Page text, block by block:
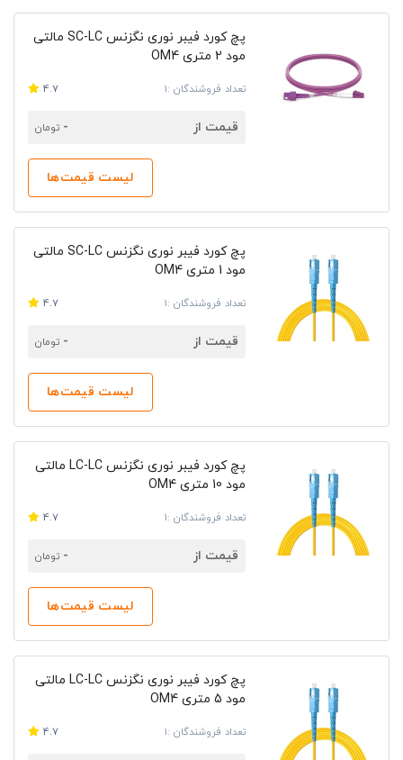
پچ کورد فیبر نوری نگزنس SC-LC مالتی
مود 2 متری OM4
تعداد فروشندگان :1 4.7
قیمت از - تومان
لیست قیمت‌ها
پچ کورد فیبر نوری نگزنس SC-LC مالتی
مود 1 متری OM4
تعداد فروشندگان :1 4.7
قیمت از - تومان
لیست قیمت‌ها
پچ کورد فیبر نوری نگزنس LC-LC مالتی
مود 10 متری OM4
تعداد فروشندگان :1 4.7
قیمت از - تومان
لیست قیمت‌ها
پچ کورد فیبر نوری نگزنس LC-LC مالتی
مود 5 متری OM4
تعداد فروشندگان :1 4.7